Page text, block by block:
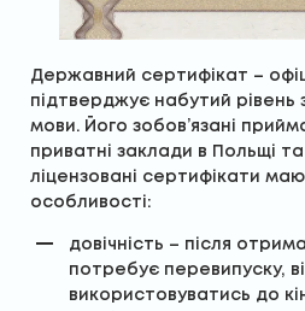
Державний сертифікат –
підтверджує набутий рівень
мови. Його зобов’язані
приватні заклади в Польщі
ліцензовані сертифікати
особливості:
довічність – після
потребує перевипуску,
використовуватись до